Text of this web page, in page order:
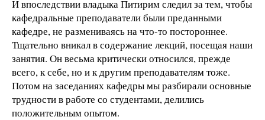
И впоследствии владыка Питирим следил за тем, чтобы
кафедральные преподаватели были преданными
кафедре, не размениваясь на что-то постороннее.
Тщательно вникал в содержание лекций, посещая наши
занятия. Он весьма критически относился, прежде
всего, к себе, но и к другим преподавателям тоже.
Потом на заседаниях кафедры мы разбирали основные
трудности в работе со студентами, делились
положительным опытом.